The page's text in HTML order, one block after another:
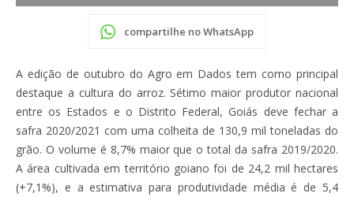
compartilhe no WhatsApp
A edição de outubro do Agro em Dados tem como principal
destaque a cultura do arroz. Sétimo maior produtor nacional
entre os Estados e o Distrito Federal, Goiás deve fechar a
safra 2020/2021 com uma colheita de 130,9 mil toneladas do
grão. O volume é 8,7% maior que o total da safra 2019/2020.
A área cultivada em território goiano foi de 24,2 mil hectares
(+7,1%), e a estimativa para produtividade média é de 5,4